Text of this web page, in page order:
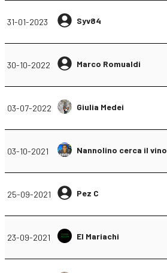
31-01-2023 Syv84
30-10-2022 Marco Romualdi
03-07-2022 Giulia Medei
03-10-2021 Nannolino cerca il vino
25-09-2021 Pez C
23-09-2021 El Mariachi